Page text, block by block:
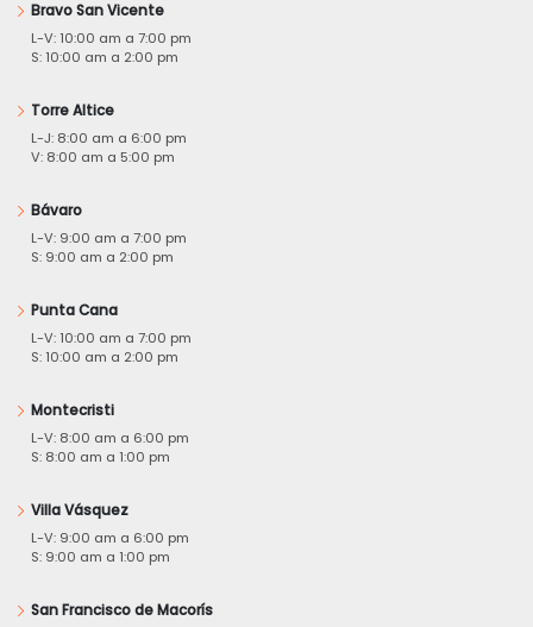
Bravo San Vicente
L-V: 10:00 am a 7:00 pm
S: 10:00 am a 2:00 pm
Torre Altice
L-J: 8:00 am a 6:00 pm
V: 8:00 am a 5:00 pm
Bávaro
L-V: 9:00 am a 7:00 pm
S: 9:00 am a 2:00 pm
Punta Cana
L-V: 10:00 am a 7:00 pm
S: 10:00 am a 2:00 pm
Montecristi
L-V: 8:00 am a 6:00 pm
S: 8:00 am a 1:00 pm
Villa Vásquez
L-V: 9:00 am a 6:00 pm
S: 9:00 am a 1:00 pm
San Francisco de Macorís